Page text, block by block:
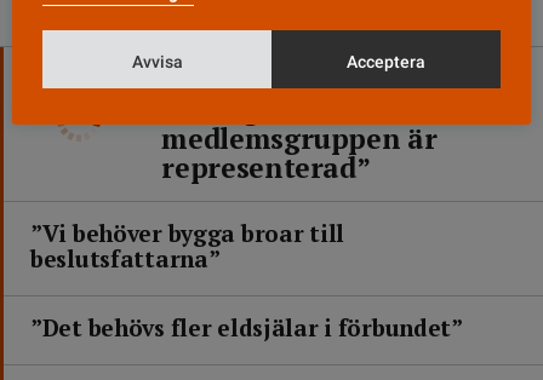
16 FEBRUARI
medlemsgruppen är
representerad”
”Vi behöver bygga broar till
beslutsfattarna”
”Det behövs fler eldsjälar i förbundet”
Avvisa Acceptera